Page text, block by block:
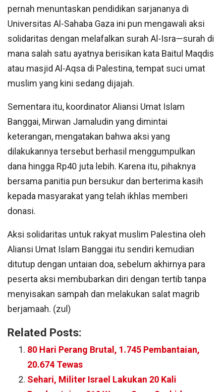
pernah menuntaskan pendidikan sarjananya di
Universitas Al-Sahaba Gaza ini pun mengawali aksi
solidaritas dengan melafalkan surah Al-Isra—surah di
mana salah satu ayatnya berisikan kata Baitul Maqdis
atau masjid Al-Aqsa di Palestina, tempat suci umat
muslim yang kini sedang dijajah.
Sementara itu, koordinator Aliansi Umat Islam
Banggai, Mirwan Jamaludin yang dimintai
keterangan, mengatakan bahwa aksi yang
dilakukannya tersebut berhasil menggumpulkan
dana hingga Rp40 juta lebih. Karena itu, pihaknya
bersama panitia pun bersukur dan berterima kasih
kepada masyarakat yang telah ikhlas memberi
donasi.
Aksi solidaritas untuk rakyat muslim Palestina oleh
Aliansi Umat Islam Banggai itu sendiri kemudian
ditutup dengan untaian doa, sebelum akhirnya para
peserta aksi membubarkan diri dengan tertib tanpa
menyisakan sampah dan melakukan salat magrib
berjamaah. (zul)
Related Posts:
80 Hari Perang Brutal, 1.745 Pembantaian,
20.674 Tewas
Sehari, Militer Israel Lakukan 20 Kali